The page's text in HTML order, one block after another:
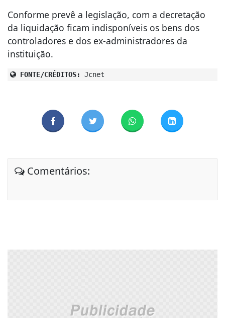
Conforme prevê a legislação, com a decretação
da liquidação ficam indisponíveis os bens dos
controladores e dos ex-administradores da
instituição.
FONTE/CRÉDITOS: Jcnet
Comentários: